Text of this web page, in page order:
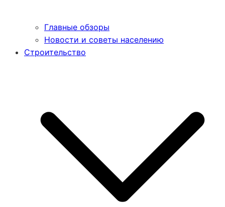
Главные обзоры
Новости и советы населению
Строительство